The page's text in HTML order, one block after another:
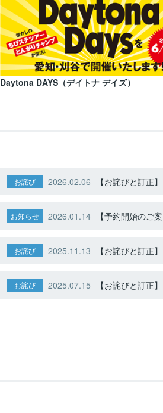
Daytona DAYS（デイトナ デイズ）
お詫び 2026.02.06 【お詫びと訂正
お知らせ 2026.01.14 【予約開始のご
お詫び 2025.11.13 【お詫びと訂正
お詫び 2025.07.15 【お詫びと訂正